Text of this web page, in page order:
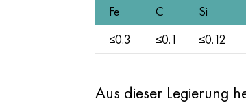
Fe C Si
≤0.3
≤0.1 ≤0.12
Aus dieser Legierung